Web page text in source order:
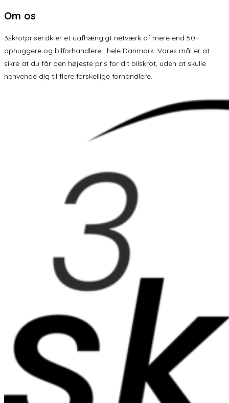
Om os
3skrotpriser.dk er et uafhængigt netværk af mere end 50+
ophuggere og bilforhandlere i hele Danmark. Vores mål er at
sikre at du får den højeste pris for dit bilskrot, uden at skulle
henvende dig til flere forskellige forhandlere.